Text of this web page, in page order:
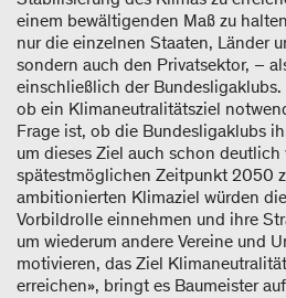
einem bewältigenden Maß zu
nur die einzelnen Staaten, Länder
sondern auch den Privatsektor, –
einschließlich der
ob ein Klimaneutralitätsziel
Frage ist, ob die Bundesligaklubs
um dieses Ziel auch schon deutlich
spätestmöglichen Zeitpunkt 2050
ambitionierten Klimaziel würden
Vorbildrolle einnehmen und ihre
um wiederum andere Vereine und
motivieren, das Ziel
erreichen», bringt es Baumeister